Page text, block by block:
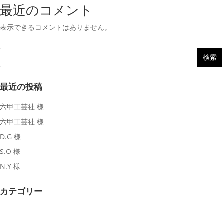
最近のコメント
表示できるコメントはありません。
最近の投稿
六甲工芸社 様
六甲工芸社 様
D.G 様
S.O 様
N.Y 様
カテゴリー